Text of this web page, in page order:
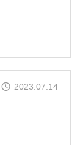
2023.07.14